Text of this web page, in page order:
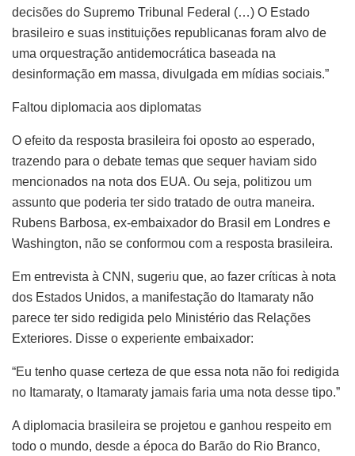
decisões do Supremo Tribunal Federal (…) O Estado
brasileiro e suas instituições republicanas foram alvo de
uma orquestração antidemocrática baseada na
desinformação em massa, divulgada em mídias sociais.”
Faltou diplomacia aos diplomatas
O efeito da resposta brasileira foi oposto ao esperado,
trazendo para o debate temas que sequer haviam sido
mencionados na nota dos EUA. Ou seja, politizou um
assunto que poderia ter sido tratado de outra maneira.
Rubens Barbosa, ex-embaixador do Brasil em Londres e
Washington, não se conformou com a resposta brasileira.
Em entrevista à CNN, sugeriu que, ao fazer críticas à nota
dos Estados Unidos, a manifestação do Itamaraty não
parece ter sido redigida pelo Ministério das Relações
Exteriores. Disse o experiente embaixador:
“Eu tenho quase certeza de que essa nota não foi redigida
no Itamaraty, o Itamaraty jamais faria uma nota desse tipo.”
A diplomacia brasileira se projetou e ganhou respeito em
todo o mundo, desde a época do Barão do Rio Branco,